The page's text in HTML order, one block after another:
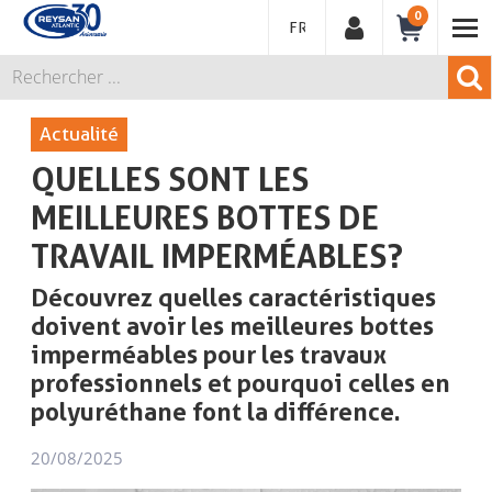
FRANÇAIS
0
Actualité
QUELLES SONT LES
MEILLEURES BOTTES DE
TRAVAIL IMPERMÉABLES?
Découvrez quelles caractéristiques
doivent avoir les meilleures bottes
imperméables pour les travaux
professionnels et pourquoi celles en
polyuréthane font la différence.
20/08/2025